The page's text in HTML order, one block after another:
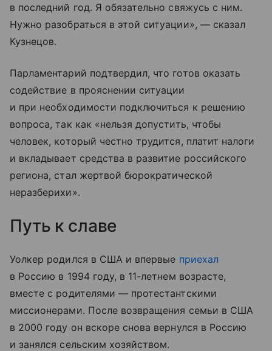
в последний год. Я обязательно свяжусь с ним.
Нужно разобраться в этой ситуации», — сказал
Кузнецов.
Парламентарий подтвердил, что готов оказать
содействие в прояснении ситуации
и при необходимости подключиться к решению
вопроса, так как «нельзя допустить, чтобы
человек, который честно трудится, платит налоги
и вкладывает средства в развитие российского
региона, стал жертвой бюрократической
неразберихи».
Путь к славе
Уолкер родился в США и впервые приехал
в Россию в 1994 году, в 11-летнем возрасте,
вместе с родителями — протестантскими
миссионерами. После возвращения семьи в США
в 2000 году он вскоре снова вернулся в Россию
и занялся сельским хозяйством.